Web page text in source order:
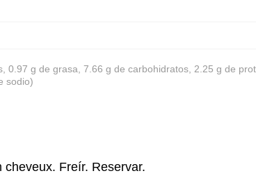
0.97 g de grasa, 7.66 g de carbohidratos, 2.25 g de
sodio)
Freír. Reservar.